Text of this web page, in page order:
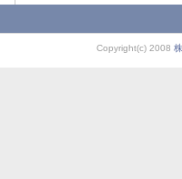
Copyright(c) 2008